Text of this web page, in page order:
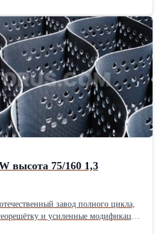
НДС., оплата безнал.
высота 75/160 1,3
завод полного цикла,
и усиленные модификации